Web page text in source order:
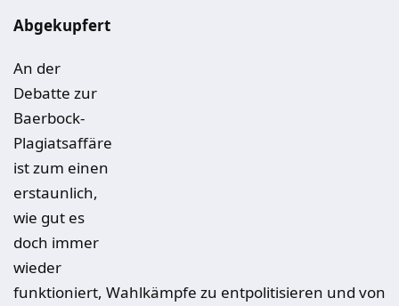
Abgekupfert
An der
Debatte zur
Baerbock-
Plagiatsaffäre
ist zum einen
erstaunlich,
wie gut es
doch immer
wieder
funktioniert, Wahlkämpfe zu entpolitisieren und von